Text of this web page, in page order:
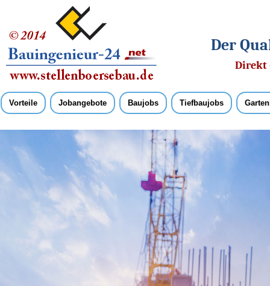
Der
Direkt
Vorteile Jobangebote Baujobs Tiefbaujobs